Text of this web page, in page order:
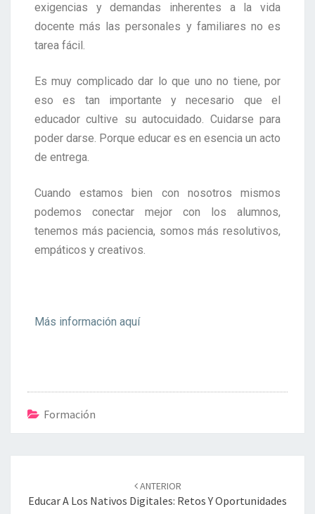
exigencias y demandas inherentes a la vida
docente más las personales y familiares no es
tarea fácil.
Es muy complicado dar lo que uno no tiene, por
eso es tan importante y necesario que el
educador cultive su autocuidado. Cuidarse para
poder darse. Porque educar es en esencia un acto
de entrega.
Cuando estamos bien con nosotros mismos
podemos conectar mejor con los alumnos,
tenemos más paciencia, somos más resolutivos,
empáticos y creativos.
Más información aquí
Formación
ANTERIOR
Educar A Los Nativos Digitales: Retos Y Oportunidades